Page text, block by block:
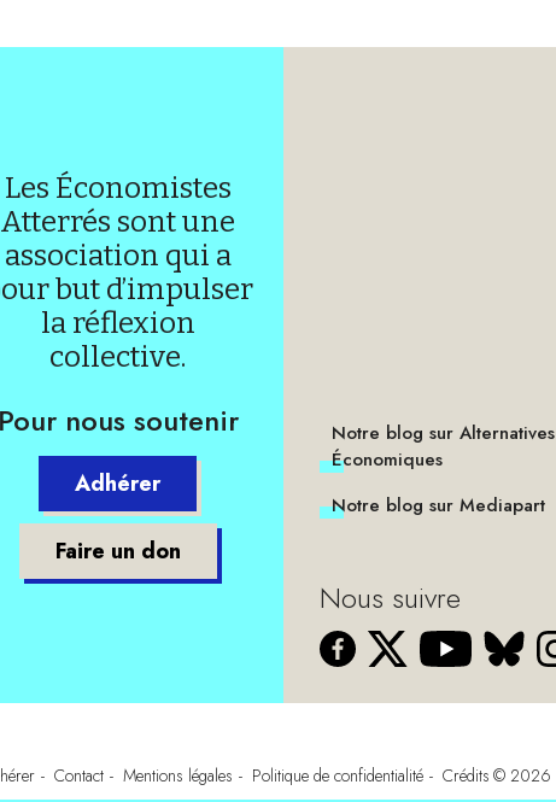
Les Économistes
Atterrés sont une
association qui a
but d’impulser
la réflexion
collective.
Pour nous soutenir
Adhérer
Faire un don
Notre blog sur Alternatives
Économiques
Notre blog sur Mediapart
Nous suivre
Contact Mentions légales Politique de confidentialité Crédits © 2026